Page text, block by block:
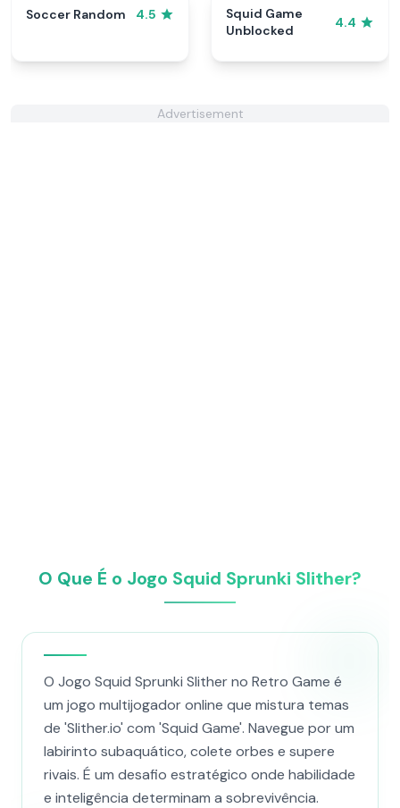
Soccer Random 4.5
Squid Game
Unblocked
4.4
Advertisement
O Que É o Jogo Squid Sprunki Slither?
O Jogo Squid Sprunki Slither no Retro Game é
um jogo multijogador online que mistura temas
de 'Slither.io' com 'Squid Game'. Navegue por um
labirinto subaquático, colete orbes e supere
rivais. É um desafio estratégico onde habilidade
e inteligência determinam a sobrevivência.